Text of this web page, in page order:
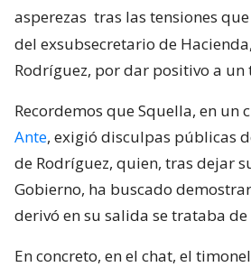
asperezas tras las tensiones
del exsubsecretario de
Rodríguez, por dar positivo a un
Recordemos que Squella, en un
Ante, exigió disculpas públicas
de Rodríguez, quien, tras dejar
Gobierno, ha buscado
derivó en su salida se trataba
En concreto, en el chat, el